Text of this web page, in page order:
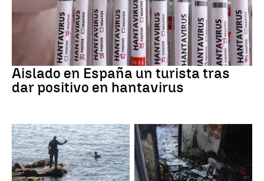
Aislado en España un turista tras
dar positivo en hantavirus